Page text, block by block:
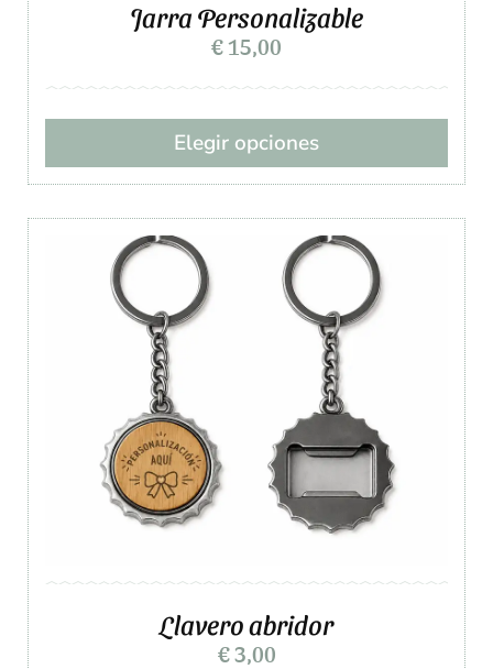
Jarra Personalizable
€15,00
Elegir opciones
Llavero abridor
€3,00